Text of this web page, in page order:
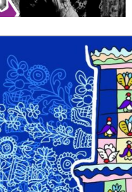
również jest pr ...
tradycja i przy ...
Ukraina lic ...
kraj G7 zapowiada ...
karta historii ...